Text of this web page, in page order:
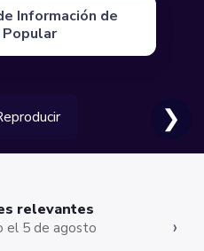
Información de
Popular
❯
el 5 de agosto
relevantes
›